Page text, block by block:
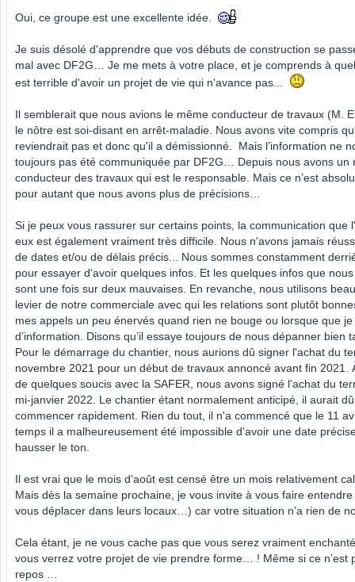
Oui, ce groupe est une excellente idée.
Je suis désolé d'apprendre que vos débuts de construction se
mal avec DF2G… Je me mets à votre place, et je comprends à
est terrible d'avoir un projet de vie qui n'avance pas...
Il semblerait que nous avions le même conducteur de travaux (M.
le nôtre est soi-disant en arrêt-maladie. Nous avons vite compris
reviendrait pas et donc qu'il a démissionné. Mais l’information ne
toujours pas été communiquée par DF2G… Depuis nous avons un
conducteur des travaux qui est le responsable. Mais ce n’est
pour autant que nous avons plus de précisions…
Si je peux vous rassurer sur certains points, la communication que
eux est également vraiment très difficile. Nous n'avons jamais
de dates et/ou de délais précis... Nous sommes constamment
pour essayer d'avoir quelques infos. Et les quelques infos que
sont une fois sur deux mauvaises. En revanche, nous utilisons
levier de notre commerciale avec qui les relations sont plutôt
mes appels un peu énervés quand rien ne bouge ou lorsque que
d’information. Disons qu’il essaye toujours de nous dépanner bien
Pour le démarrage du chantier, nous aurions dû signer l'achat du
novembre 2021 pour un début de travaux annoncé avant fin 2021.
de quelques soucis avec la SAFER, nous avons signé l'achat du
mi-janvier 2022. Le chantier étant normalement anticipé, il aurait dû
commencer rapidement. Rien du tout, il n'a commencé que le 11
temps il a malheureusement été impossible d'avoir une date
hausser le ton.
Il est vrai que le mois d’août est censé être un mois relativement
Mais dès la semaine prochaine, je vous invite à vous faire
vous déplacer dans leurs locaux…) car votre situation n’a rien de
Cela étant, je ne vous cache pas que vous serez vraiment
vous verrez votre projet de vie prendre forme… ! Même si ce n’est
repos …